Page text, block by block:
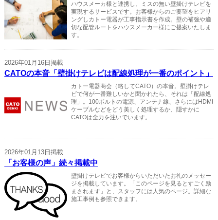
ハウスメーカ様と連携し、ミスの無い壁掛けテレビを
実現するサービスです。お客様からのご要望をヒアリ
ングしカトー電器が工事指示書を作成。壁の補強や適
切な配管ルートをハウスメーカー様にご提案いたしま
す。
2026年01月16日掲載
CATOの本音「壁掛けテレビは配線処理が一番のポイント」
カトー電器商会（略してCATO）の本音。壁掛けテレ
ビで何が一番難しいかと聞かれたら、それは「配線処
理」。100ボルトの電源、アンテナ線、さらにはHDMI
ケーブルなどをどう美しく処理するか、隠すかに
CATOは全力を注いでいます。
2026年01月13日掲載
「お客様の声」続々掲載中
壁掛けテレビでお客様からいただいたお礼のメッセー
ジを掲載しています。「このページを見るとすごく励
まされます」と、スタッフには人気のページ。詳細な
施工事例も参照できます。